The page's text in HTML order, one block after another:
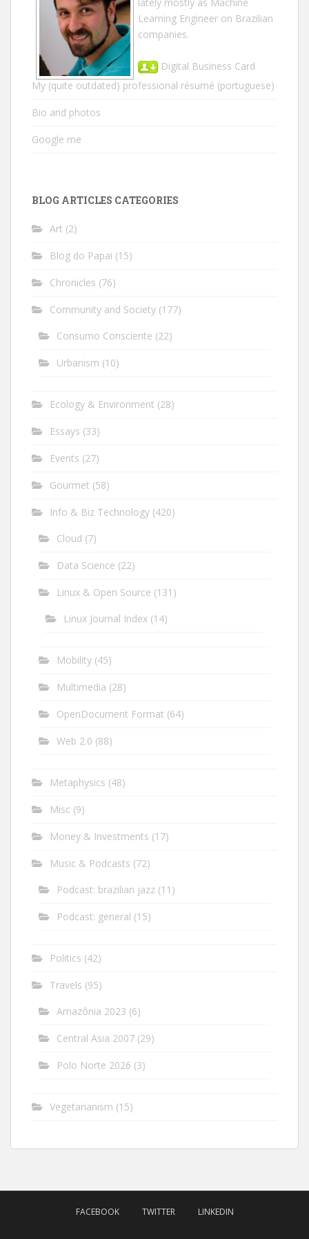
Learning Engineer on Brazilian
companies.
Digital Business Card
My (quite outdated) professional résumé (portuguese)
Bio and photos
Google me
BLOG ARTICLES CATEGORIES
Art (2)
Blog do Papai (15)
Chronicles (76)
Community and Society (177)
Consumo Consciente (22)
Urbanism (10)
Ecology & Environment (28)
Essays (33)
Events (27)
Gourmet (58)
Info & Biz Technology (420)
Cloud (7)
Data Science (22)
Linux & Open Source (131)
Linux Journal Index (14)
Mobility (45)
Multimedia (28)
OpenDocument Format (64)
Web 2.0 (88)
Metaphysics (48)
Misc (9)
Money & Investments (17)
Music & Podcasts (72)
Podcast: brazilian jazz (11)
Podcast: general (15)
Politics (42)
Travels (95)
Amazônia 2023 (6)
Central Asia 2007 (29)
Polo Norte 2026 (3)
Vegetarianism (15)
FACEBOOK TWITTER LINKEDIN